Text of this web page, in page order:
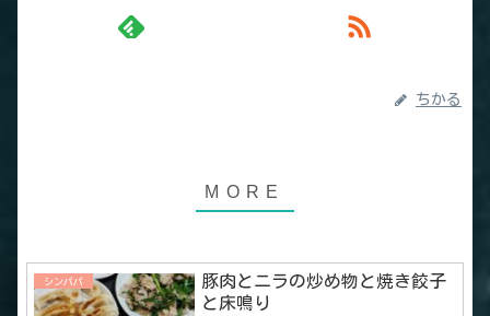
ちかる
シンパパ
豚肉とニラの炒め物と焼き餃子
と床鳴り